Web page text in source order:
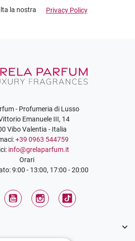
la nostra
Privacy Policy
- Profumeria di Lusso
Emanuele III, 14
Vibo Valentia - Italia
+39 0963 544759
info@grelaparfum.it
Orari
9:00 - 13:00, 17:00 - 20:00
YouTube InstagramTikTok
